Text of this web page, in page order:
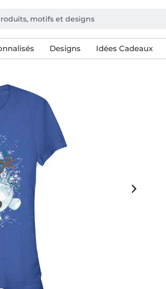
Designs Idées Cadeaux